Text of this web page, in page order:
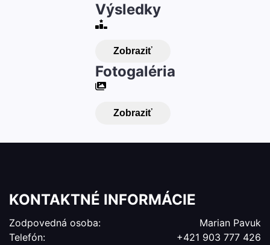
Výsledky
Zobraziť
Fotogaléria
Zobraziť
KONTAKTNÉ INFORMÁCIE
Zodpovedná osoba:
Marian Pavuk
Telefón:
+421 903 777 426